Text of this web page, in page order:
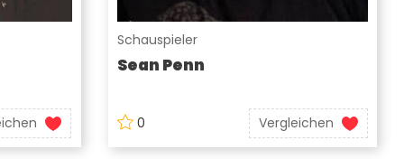
Schauspieler
Sean Penn
0 Vergleichen